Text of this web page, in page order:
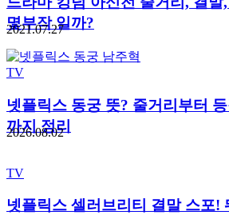
몇부작 일까?
2021.07.27
TV
넷플릭스 동궁 뜻? 줄거리부터
까지 정리
2026.08.02
TV
넷플릭스 셀러브리티 결말 스포!